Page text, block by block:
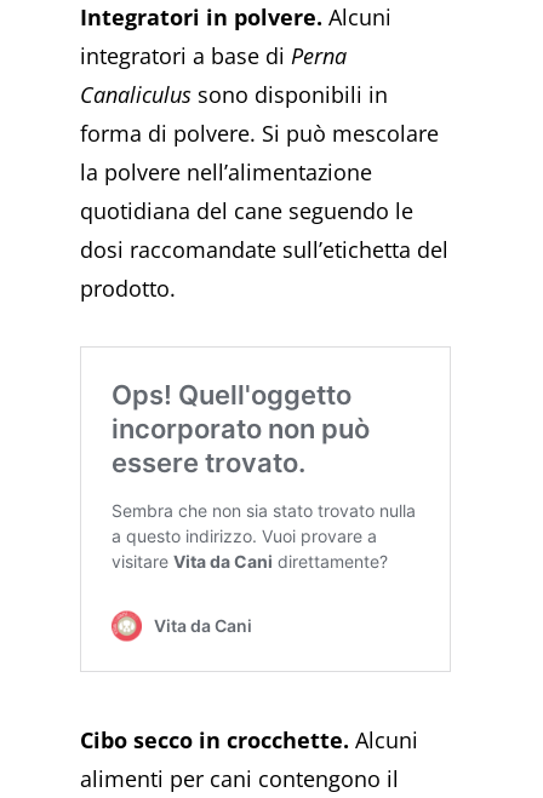
Integratori in polvere. Alcuni
integratori a base diPerna
Canaliculus sono disponibili in
forma di polvere. Si può mescolare
la polvere nell’alimentazione
quotidiana del cane seguendo le
dosi raccomandate sull’etichetta del
prodotto.
Cibo secco in crocchette. Alcuni
alimenti per cani contengono il